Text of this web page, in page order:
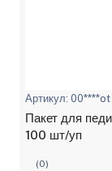
Артикул: 00****ot
Пакет для
100 шт/уп
(0)